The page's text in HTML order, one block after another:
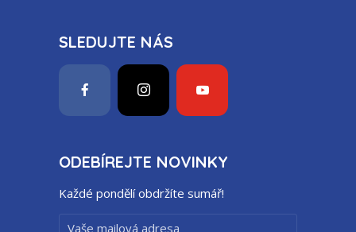
SLEDUJTE NÁS
ODEBÍREJTE NOVINKY
Každé pondělí obdržíte sumář!